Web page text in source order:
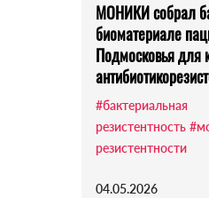
МОНИКИ собрал
биоматериале
Подмосковья для
#бактериальная
резистентность
резистентности
04.05.2026